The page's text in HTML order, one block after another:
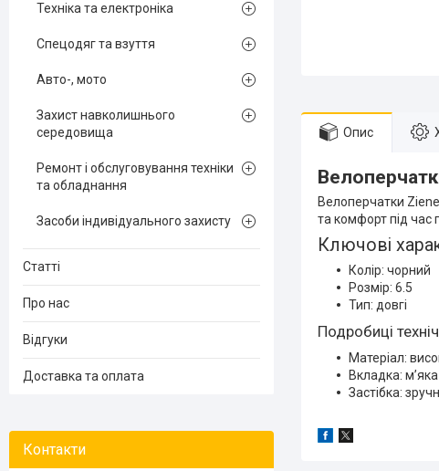
Опис
Велоперчатки
та комфорт під час
Ключові
Колір: чорний
Розмір: 6.5
Тип: довгі
Подробиці
Матеріал:
Вкладка:
Застібка:
Техніка та електроніка
Спецодяг та взуття
Авто-, мото
Захист навколишнього
середовища
Ремонт і обслуговування техніки
та обладнання
Засоби індивідуального захисту
Статті
Про нас
Відгуки
Доставка та оплата